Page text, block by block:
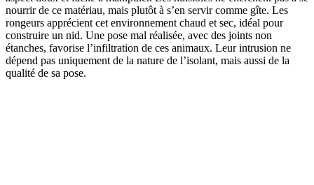
nourrir de ce matériau, mais plutôt à s’en servir comme gîte. Les
rongeurs apprécient cet environnement chaud et sec, idéal pour
construire un nid. Une pose mal réalisée, avec des joints non
étanches, favorise l’infiltration de ces animaux. Leur intrusion ne
dépend pas uniquement de la nature de l’isolant, mais aussi de la
qualité de sa pose.